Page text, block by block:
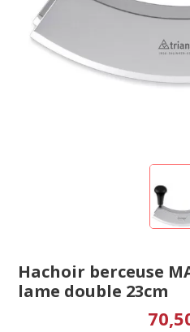
Hachoir berceuse
lame double 23cm